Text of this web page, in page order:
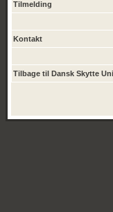
Tilmelding
Kontakt
Tilbage til Dansk Skytte